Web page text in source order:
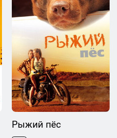
Рыжий пёс